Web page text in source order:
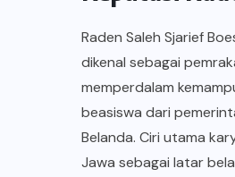
Raden Saleh Sjarief
dikenal sebagai
memperdalam
beasiswa dari
Belanda. Ciri utama
Jawa sebagai latar